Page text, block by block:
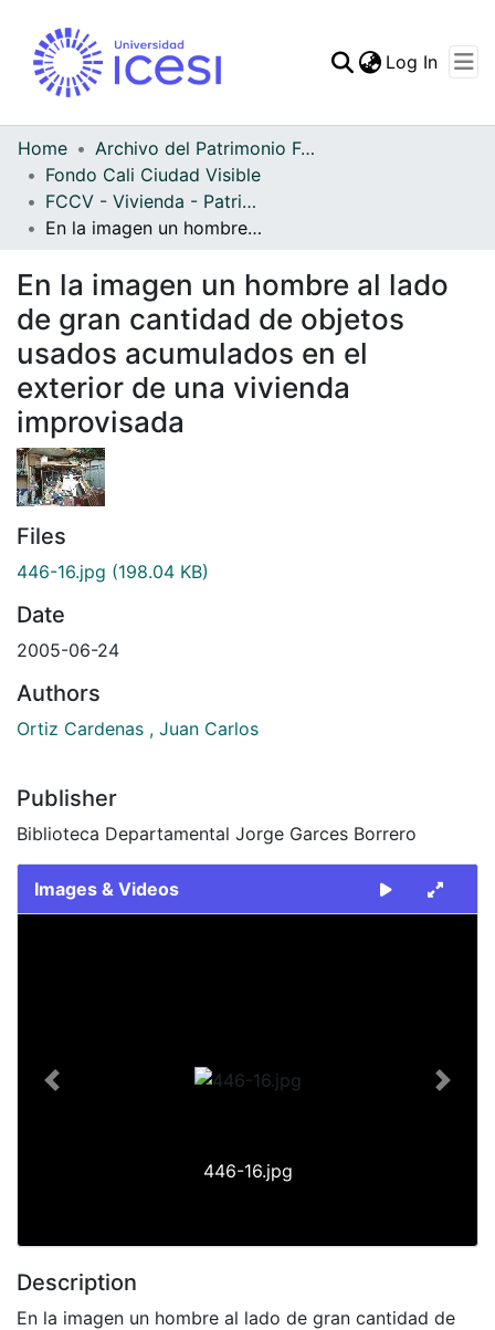
Log In
Home
Archivo del Patrimonio Fotográfico y Fílmico del Valle del Cauca
Fondo Cali Ciudad Visible
FCCV - Vivienda - Patrimonial
En la imagen un hombre al lado de gran cantidad de objetos usados acumulados en el exterior de una vivienda improvisada
En la imagen un hombre al lado
de gran cantidad de objetos
usados acumulados en el
exterior de una vivienda
improvisada
Files
446-16.jpg (198.04 KB)
Date
2005-06-24
Authors
Ortiz Cardenas , Juan Carlos
Publisher
Biblioteca Departamental Jorge Garces Borrero
Images & Videos
446-16.jpg
Previous Next
Description
En la imagen un hombre al lado de gran cantidad de